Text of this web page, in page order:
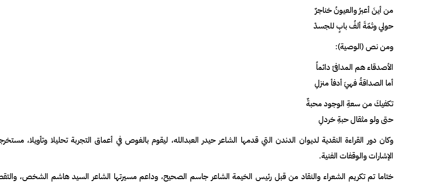
من أينَ أعبرُ والعيونُ خناجرٌ
حولي وثمّةَ ألفُ بابٍ للجسدْ
ومن نص (الوصية):
الأصدقاء هم المدافئ دائماً
أما الصداقةُ فهيَ أدفأ منزلِ
تكفيكَ من سعةِ الوجود محبةٌ
حتى ولو مثقال حبةِ خردلِ
وكان دور القراءة النقدية لديوان الدندن التي قدمها الشاعر حيدر العبدالله، ليقوم بالغوص في أعماق التجربة تحليلا وتأويلا،
الإشارات والوقفات الفنية.
ختاما تم تكريم الشعراء والنقاد من قبل رئيس الخيمة الشاعر جاسم الصحيح، وداعم مسيرتها الشاعر السيد هاشم الشخص،